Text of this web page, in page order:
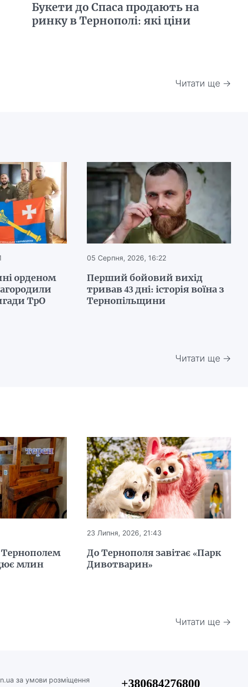
Букети до Спаса продають на
ринку в Тернополі: які ціни
Читати ще →
орденом
ТрО
05 Серпня, 2026, 16:22
Перший бойовий вихід
тривав 43 дні: історія воїна з
Тернопільщини
Читати ще →
Тернополем
млин
23 Липня, 2026, 21:43
До Тернополя завітає «Парк
Дивотварин»
Читати ще →
за умови розміщення
+380684276800